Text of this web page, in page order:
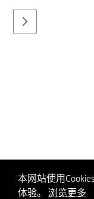
本网站使用
体验。 浏览更多